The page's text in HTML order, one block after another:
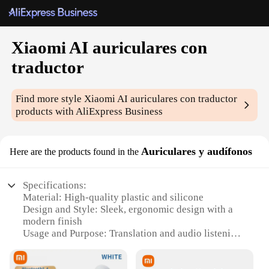
Xiaomi AI auriculares con
traductor
Find more styleXiaomi AI auriculares con traductor
products with AliExpress Business
Here are the products found in the Auriculares y audífonos
Specifications:
Material: High-quality plastic and silicone
Design and Style: Sleek, ergonomic design with a
modern finish
Usage and Purpose: Translation and audio listening
technology